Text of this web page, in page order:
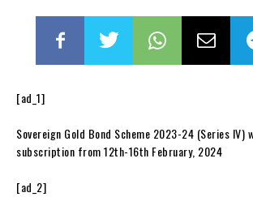
[ad_1]
Sovereign Gold Bond Scheme 2023-24 (Series IV)
subscription from 12th-16th February, 2024
[ad_2]